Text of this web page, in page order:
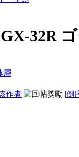
GX-32R
作者 |倒